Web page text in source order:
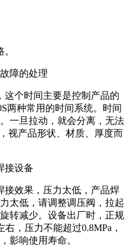
障的处理
这个时间主要是控制产品的
两种常用的时间系统。时间
一旦拉动，就会分离，无法
视产品形状、材质、厚度而
接效果，压力太低，产品焊
太低，请调整调压阀，拉起
转减少。设备出厂时，正规
，压力不能超过0.8MPa，
影响使用寿命。